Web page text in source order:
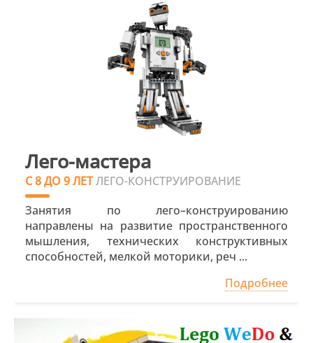
Лего-мастера
С 8 ДО 9 ЛЕТЛЕГО-КОНСТРУИРОВАНИЕ
Занятия по лего–конструированию
направлены на развитие пространственного
мышления, технических конструктивных
способностей, мелкой моторики, реч ...
Подробнее